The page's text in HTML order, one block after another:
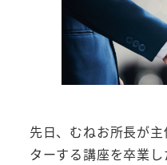
先日、むねお所長が
ターする講座を卒業し